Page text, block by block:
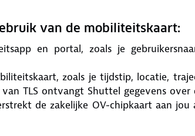
van de mobiliteitskaart:
en portal, zoals je
zoals je tijdstip, locatie,
TLS ontvangt Shuttel gegevens over
de zakelijke OV-chipkaart aan jou